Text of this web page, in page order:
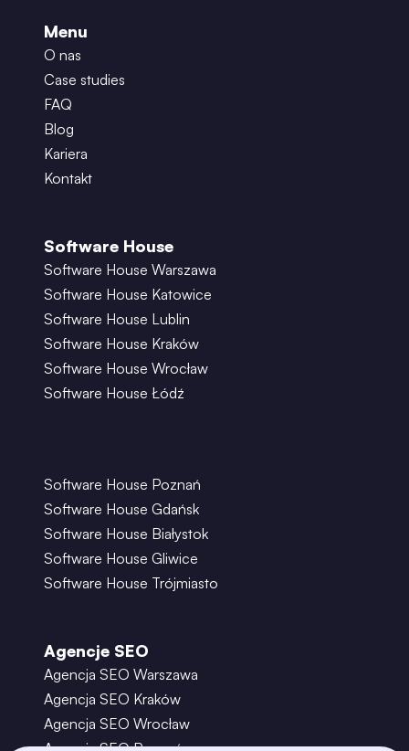
Menu
O nas
Case studies
FAQ
Blog
Kariera
Kontakt
Software House
Software House Warszawa
Software House Katowice
Software House Lublin
Software House Kraków
Software House Wrocław
Software House Łódź
Software House Poznań
Software House Gdańsk
Software House Białystok
Software House Gliwice
Software House Trójmiasto
Agencje SEO
Agencja SEO Warszawa
Agencja SEO Kraków
Agencja SEO Wrocław